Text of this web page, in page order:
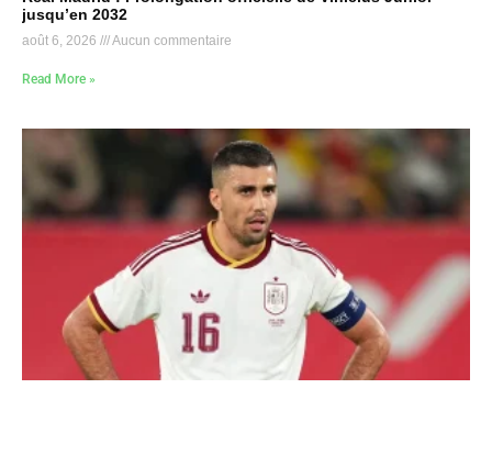
jusqu’en 2032
août 6, 2026 Aucun commentaire
Read More »